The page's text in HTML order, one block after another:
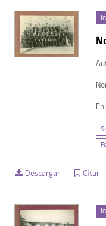
Descargar Citar